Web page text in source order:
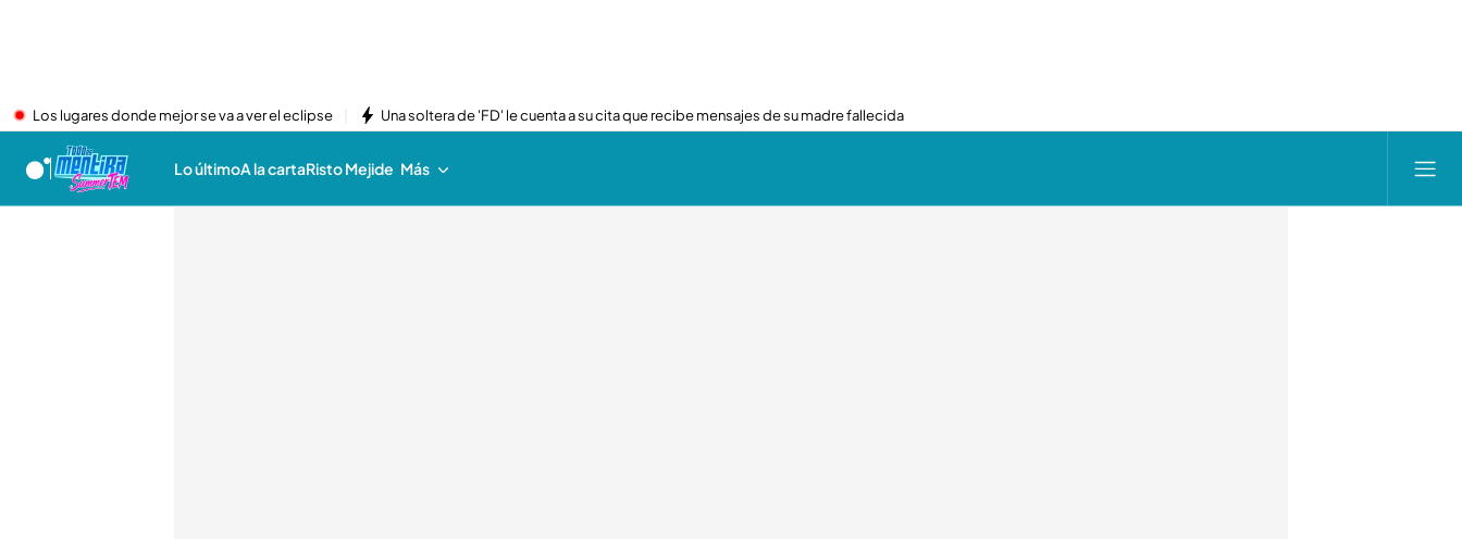
Los lugares donde mejor se va a ver el eclipse Una soltera de 'FD' le cuenta a su cita que recibe mensajes de su madre fallecida
Lo últimoA la cartaRisto Mejide Más